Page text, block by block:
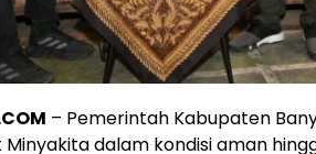
– Pemerintah Kabupaten
dalam kondisi aman